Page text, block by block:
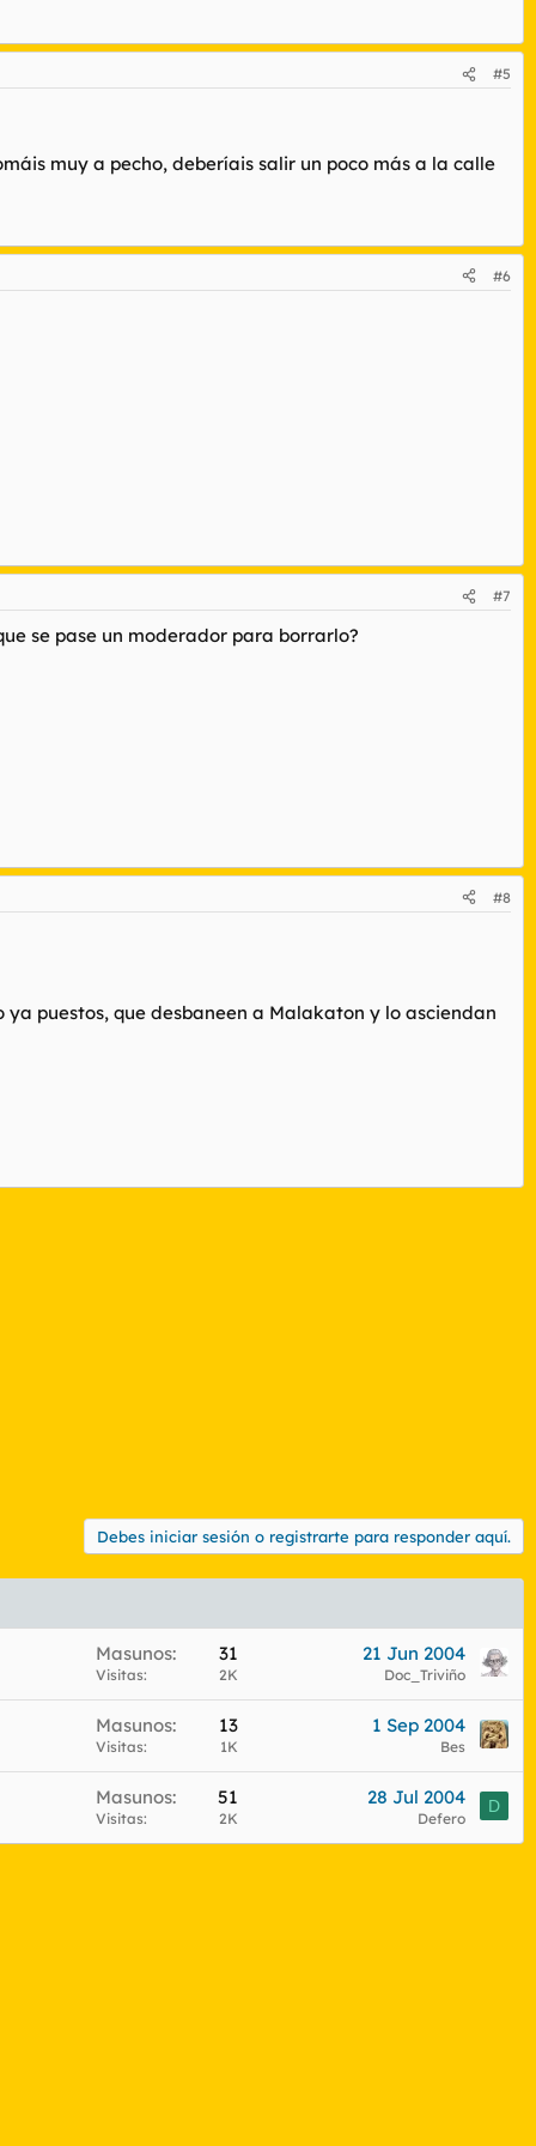
#5
muy a pecho, deberíais salir un poco más a la calle
#6
#7
se pase un moderador para borrarlo?
#8
ya puestos, que desbaneen a Malakaton y lo asciendan
Debes iniciar sesión o registrarte para responder aquí.
Masunos 31
Visitas 2K
21 Jun 2004
Doc_Triviño
Masunos 13
Visitas 1K
1 Sep 2004
Bes
Masunos 51
Visitas 2K
28 Jul 2004
Defero
D